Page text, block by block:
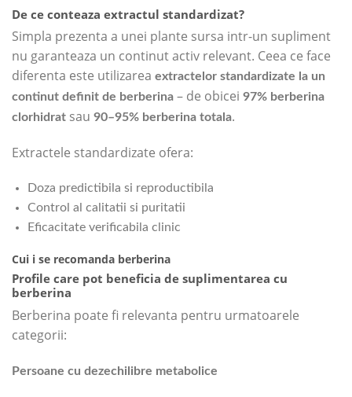
De ce conteaza extractul standardizat?
Simpla prezenta a unei plante sursa intr-un supliment
nu garanteaza un continut activ relevant. Ceea ce face
diferenta este utilizarea extractelor standardizate la un
continut definit de berberina – de obicei 97% berberina
clorhidrat sau 90–95% berberina totala.
Extractele standardizate ofera:
Doza predictibila si reproductibila
Control al calitatii si puritatii
Eficacitate verificabila clinic
Cui i se recomanda berberina
Profile care pot beneficia de suplimentarea cu
berberina
Berberina poate fi relevanta pentru urmatoarele
categorii:
Persoane cu dezechilibre metabolice